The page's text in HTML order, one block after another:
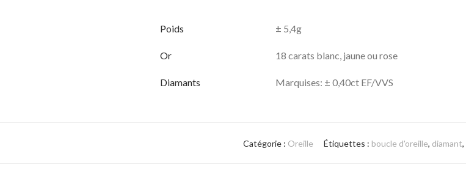
Poids ± 5,4g
Or 18 carats blanc, jaune ou rose
Diamants Marquises: ± 0,40ct EF/VVS
Catégorie : Oreille Étiquettes : boucle d'oreille, diamant,